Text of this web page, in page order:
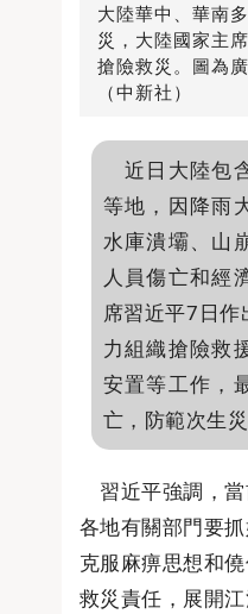
大陸華中、華南
災，大陸國家主
搶險救災。圖為
（中新社）
近日大陸包
等地，因降雨
水庫潰壩、山
人員傷亡和經
席習近平7日
力組織搶險救
安置等工作，
亡，防範次生災
習近平強調，當
各地有關部門要
克服麻痹思想和
救災責任，展開